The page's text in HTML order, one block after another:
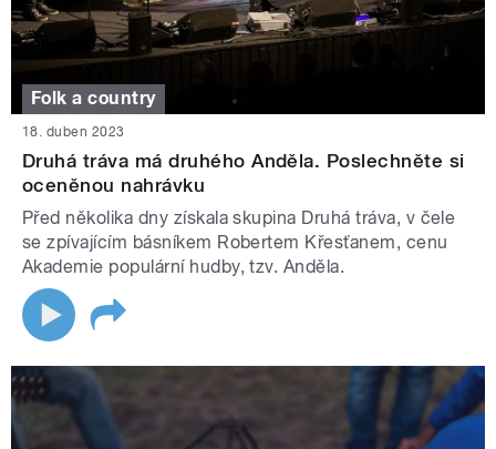
Folk a country
18. duben 2023
Druhá tráva má druhého Anděla. Poslechněte si
oceněnou nahrávku
Před několika dny získala skupina Druhá tráva, v čele
se zpívajícím básníkem Robertem Křesťanem, cenu
Akademie populární hudby, tzv. Anděla.